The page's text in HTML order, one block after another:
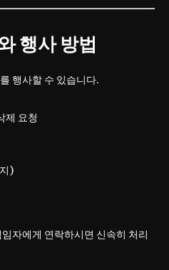
행사 방법
행사할 수 있습니다.
제 요청
)
자에게 연락하시면 신속히 처리